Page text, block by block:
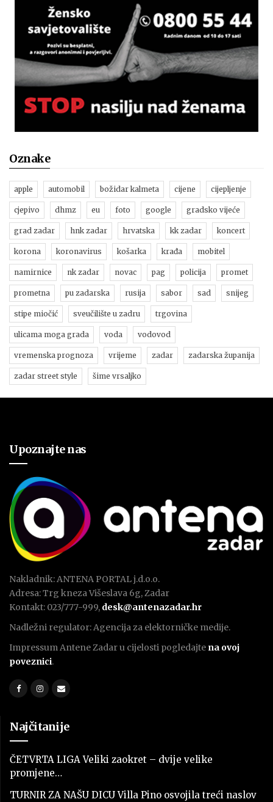
Oznake
apple automobil božidar kalmeta cijene cijepljenje
cjepivo dhmz eu foto google gradsko vijeće
grad zadar hnk zadar hrvatska kk zadar koncert
korona koronavirus košarka krađa mobitel
namirnice nk zadar novac pag policija promet
prometna pu zadarska rusija sabor sad snijeg
stipe miočić sveučilište u zadru trgovina
ulicama moga grada voda vodovod
vremenska prognoza vrijeme zadar zadarska županija
zadar street style šime vrsaljko
Upoznajte nas
Nakladnik: ANTENA PORTAL j.d.o.o.
Adresa: Trg kneza Višeslava 6g, Zadar
Kontakt: 023/777-999, desk@antenazadar.hr
Nadležni regulator: Agencija za elektorničke medije.
Impressum Antene Zadar u cijelosti pogledajte na ovoj
poveznici.
Najčitanije
ČETVRTA LIGA Veliki zaokret – dvije velike
promjene…
TURNIR ZA NAŠU DICU Villa Pino osvojila treći naslov